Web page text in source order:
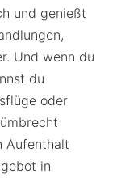
und genießt
Und wenn du
du
oder
Aufenthalt
in